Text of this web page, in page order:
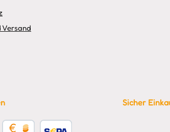
Versand
Sicher